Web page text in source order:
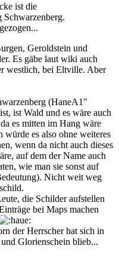
ist die
Schwarzenberg.
Geroldstein und
Es gäbe laut wiki auch
westlich, bei Eltville. Aber
(HaneA1"
ist Wald und es wäre auch
es mitten im Hang wäre
es also ohne weiteres
wenn da nicht auch dieses
auf dem der Name auch
wie man sie sonst auf
Nicht weit weg
die Schilder aufstellen
bei Maps machen
der Herrscher hat sich in
Glorienschein blieb...